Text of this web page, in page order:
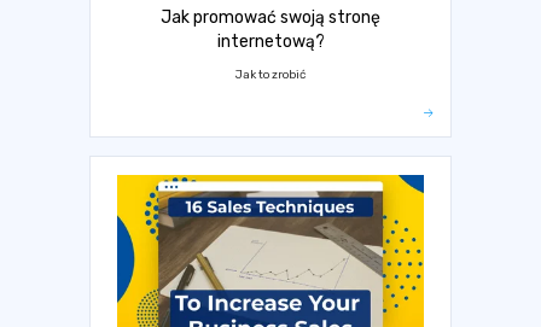
Jak promować swoją stronę
internetową?
Jak to zrobić